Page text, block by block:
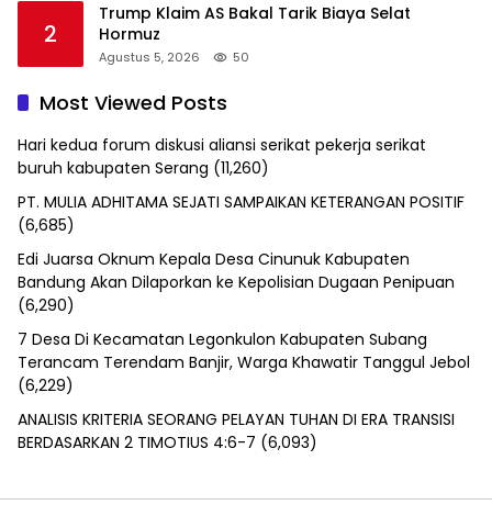
2
Trump Klaim AS Bakal Tarik Biaya Selat
Hormuz
Agustus 5, 2026 50
Most Viewed Posts
Hari kedua forum diskusi aliansi serikat pekerja serikat
buruh kabupaten Serang (11,260)
PT. MULIA ADHITAMA SEJATI SAMPAIKAN KETERANGAN POSITIF
(6,685)
Edi Juarsa Oknum Kepala Desa Cinunuk Kabupaten
Bandung Akan Dilaporkan ke Kepolisian Dugaan Penipuan
(6,290)
7 Desa Di Kecamatan Legonkulon Kabupaten Subang
Terancam Terendam Banjir, Warga Khawatir Tanggul Jebol
(6,229)
ANALISIS KRITERIA SEORANG PELAYAN TUHAN DI ERA TRANSISI
BERDASARKAN 2 TIMOTIUS 4:6-7 (6,093)